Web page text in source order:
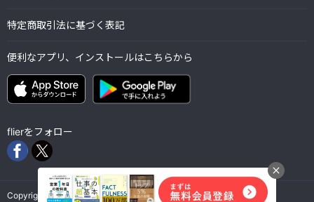
特定商取引法に基づく表記
便利なアプリ、インストールはこちらから
flierをフォロー
Copyright © Flier Inc. all rights reserved.